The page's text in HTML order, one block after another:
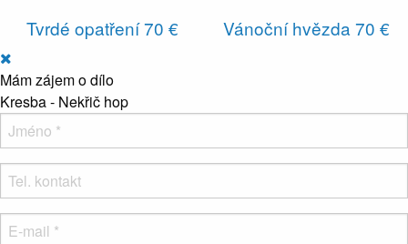
Tvrdé opatření70 € Vánoční hvězda70 €
Mám zájem o dílo
Kresba - Nekřič hop